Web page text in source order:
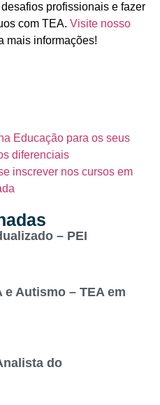
profissionais e fazer
com TEA. Visite nosso
mais informações!
Educação para os seus
diferenciais
inscrever nos cursos em
– PEI
Autismo – TEA em
do